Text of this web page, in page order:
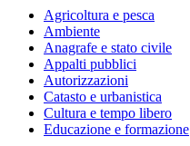
Agricoltura e pesca
Ambiente
Anagrafe e stato civile
Appalti pubblici
Autorizzazioni
Catasto e urbanistica
Cultura e tempo libero
Educazione e formazione